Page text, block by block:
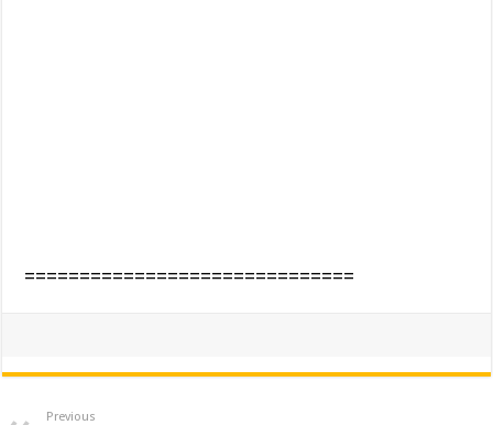
==============================
Previous